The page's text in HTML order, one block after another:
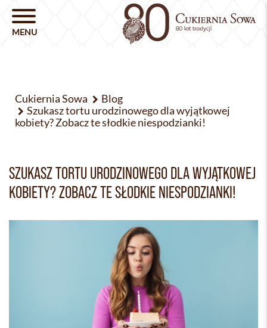
Cukiernia Sowa
Blog
Szukasz tortu urodzinowego dla wyjątkowej
kobiety? Zobacz te słodkie niespodzianki!
SZUKASZ TORTU URODZINOWEGO DLA WYJĄTKOWEJ
KOBIETY? ZOBACZ TE SŁODKIE NIESPODZIANKI!